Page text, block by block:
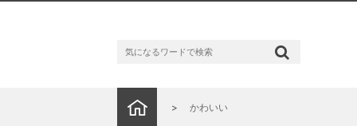
かわいい